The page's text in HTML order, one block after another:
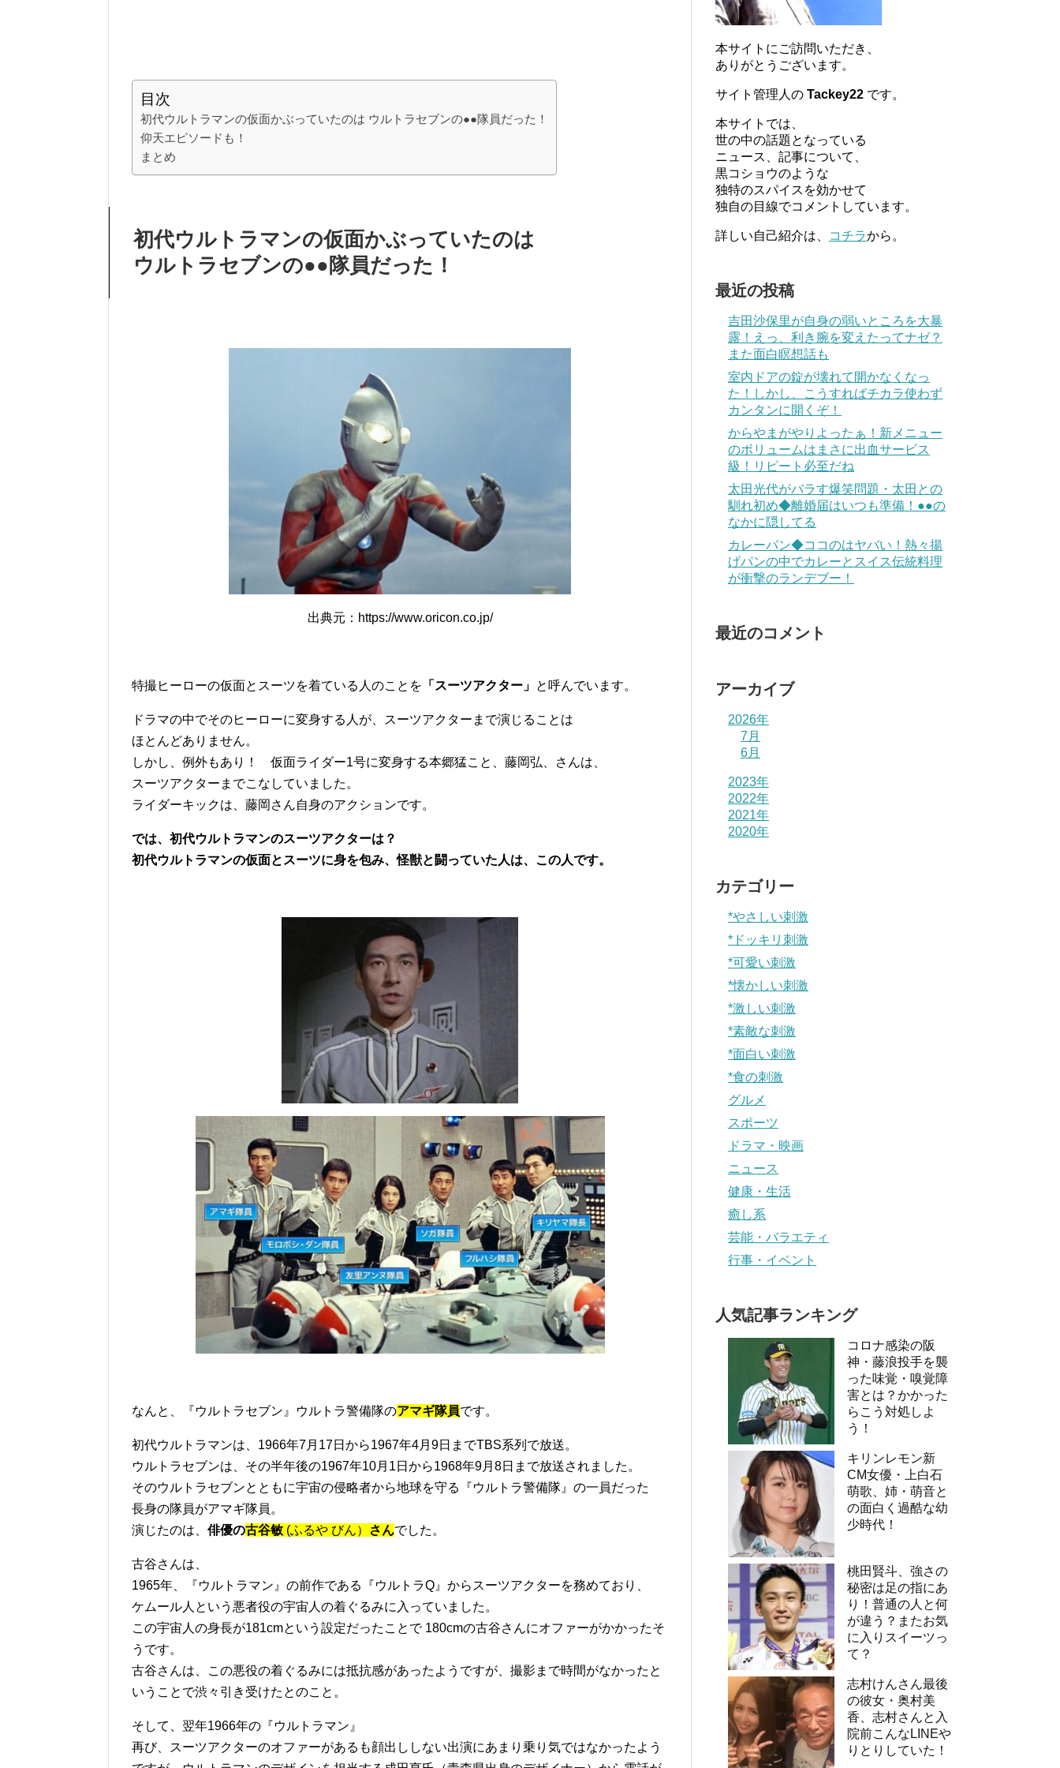
目次
初代ウルトラマンの仮面かぶっていたのは ウルトラセブンの●●隊員だった！
仰天エピソードも！
まとめ
初代ウルトラマンの仮面かぶっていたのは
ウルトラセブンの●●隊員だった！
出典元：https://www.oricon.co.jp/
特撮ヒーローの仮面とスーツを着ている人のことを 「スーツアクター」 と呼んでいます。
ドラマの中でそのヒーローに変身する人が、スーツアクターまで演じることは
ほとんどありません。
しかし、例外もあり！ 仮面ライダー1号に変身する本郷猛こと、藤岡弘、さんは、
スーツアクターまでこなしていました。
ライダーキックは、藤岡さん自身のアクションです。
では、初代ウルトラマンのスーツアクターは？
初代ウルトラマンの仮面とスーツに身を包み、怪獣と闘っていた人は、この人です。
なんと、『ウルトラセブン』ウルトラ警備隊のアマギ隊員です。
初代ウルトラマンは、1966年7月17日から1967年4月9日までTBS系列で放送。
ウルトラセブンは、その半年後の1967年10月1日から1968年9月8日まで放送されました。
そのウルトラセブンとともに宇宙の侵略者から地球を守る『ウルトラ警備隊』の一員だった
長身の隊員がアマギ隊員。
演じたのは、 俳優の古谷敏 (ふるや びん） さんでした。
古谷さんは、
1965年、『ウルトラマン』の前作である『ウルトラQ』からスーツアクターを務めており、
ケムール人という悪者役の宇宙人の着ぐるみに入っていました。
この宇宙人の身長が181cmという設定だったことで 180cmの古谷さんにオファーがかかったそ
うです。
古谷さんは、この悪役の着ぐるみには抵抗感があったようですが、撮影まで時間がなかったと
いうことで渋々引き受けたとのこと。
そして、翌年1966年の『ウルトラマン』
再び、スーツアクターのオファーがあるも顔出ししない出演にあまり乗り気ではなかったよう
本サイトにご訪問いただき、
ありがとうございます。
サイト管理人の Tackey22 です。
本サイトでは、
世の中の話題となっている
ニュース、記事について、
黒コショウのような
独特のスパイスを効かせて
独自の目線でコメントしています。
詳しい自己紹介は、 コチラから。
最近の投稿
吉田沙保里が自身の弱いところを大暴
露！えっ、利き腕を変えたってナゼ？
また面白瞑想話も
室内ドアの錠が壊れて開かなくなっ
た！しかし、こうすればチカラ使わず
カンタンに開くぞ！
からやまがやりよったぁ！新メニュー
のボリュームはまさに出血サービス
級！リピート必至だね
太田光代がバラす爆笑問題・太田との
馴れ初め◆離婚届はいつも準備！●●の
なかに隠してる
カレーパン◆ココのはヤバい！熱々揚
げパンの中でカレーとスイス伝統料理
が衝撃のランデブー！
最近のコメント
アーカイブ
2026年
7月
6月
2023年
2022年
2021年
2020年
カテゴリー
*やさしい刺激
*ドッキリ刺激
*可愛い刺激
*懐かしい刺激
*激しい刺激
*素敵な刺激
*面白い刺激
*食の刺激
グルメ
スポーツ
ドラマ・映画
ニュース
健康・生活
癒し系
芸能・バラエティ
行事・イベント
人気記事ランキング
コロナ感染の阪
神・藤浪投手を襲
った味覚・嗅覚障
害とは？かかった
らこう対処しよ
う！
キリンレモン新
CM女優・上白石
萌歌、姉・萌音と
の面白く過酷な幼
少時代！
桃田賢斗、強さの
秘密は足の指にあ
り！普通の人と何
が違う？またお気
に入りスイーツっ
て？
志村けんさん最後
の彼女・奥村美
香、志村さんと入
院前こんなLINEや
りとりしていた！